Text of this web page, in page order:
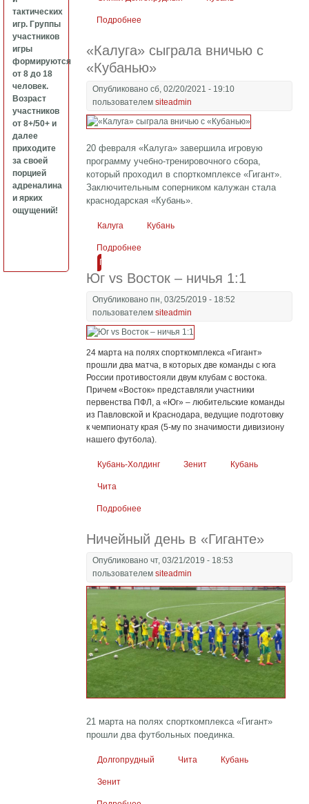
Подробнее
«Калуга» сыграла вничью с
«Кубанью»
Опубликовано сб, 02/20/2021 - 19:10
пользователемsiteadmin
20 февраля «Калуга» завершила игровую
программу учебно-тренировочного сбора,
который проходил в спорткомплексе «Гигант».
Заключительным соперником калужан стала
краснодарская «Кубань».
Калуга Кубань
Подробнее
Юг vs Восток – ничья 1:1
Опубликовано пн, 03/25/2019 - 18:52
пользователемsiteadmin
24 марта на полях спорткомплекса «Гигант»
прошли два матча, в которых две команды с юга
России противостояли двум клубам с востока.
Причем «Восток» представляли участники
первенства ПФЛ, а «Юг» – любительские команды
из Павловской и Краснодара, ведущие подготовку
к чемпионату края (5-му по значимости дивизиону
нашего футбола).
Кубань-Холдинг Зенит Кубань
Чита
Подробнее
Ничейный день в «Гиганте»
Опубликовано чт, 03/21/2019 - 18:53
пользователемsiteadmin
21 марта на полях спорткомплекса «Гигант»
прошли два футбольных поединка.
Долгопрудный Чита Кубань
Зенит
тактических
игр. Группы
участников
игры
формируются
от 8 до 18
человек.
Возраст
участников
от 8+/50+ и
далее
приходите
за своей
порцией
адреналина
и ярких
ощущений!
Подробнее